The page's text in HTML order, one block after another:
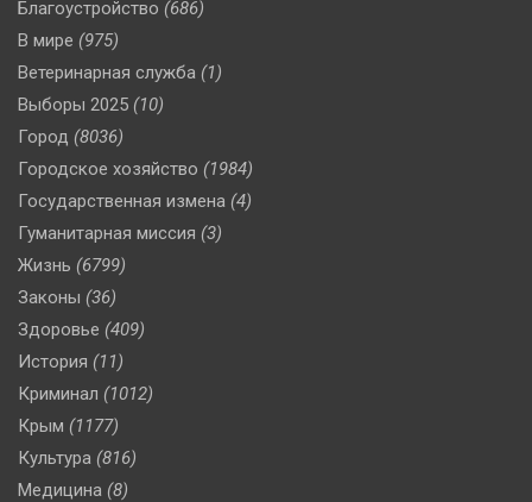
Благоустройство (686)
В мире (975)
Ветеринарная служба (1)
Выборы 2025 (10)
Город (8036)
Городское хозяйство (1984)
Государственная измена (4)
Гуманитарная миссия (3)
Жизнь (6799)
Законы (36)
Здоровье (409)
История (11)
Криминал (1012)
Крым (1177)
Культура (816)
Медицина (8)